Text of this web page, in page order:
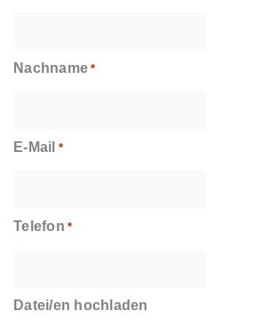
Nachname *
E-Mail *
Telefon *
Datei/en hochladen